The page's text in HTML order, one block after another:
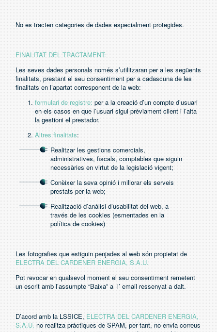
No es tracten categories de dades especialment protegides.
FINALITAT DEL TRACTAMENT:
Les seves dades personals només s’utilitzaran per a les següents
finalitats, prestant el seu consentiment per a cadascuna de les
finalitats en l’apartat corresponent de la web:
formulari de registre: per a la creació d’un compte d’usuari
en els casos en que l’usuari sigui prèviament client i l’alta
la gestioni el prestador.
Altres finalitats:
Realitzar les gestions comercials,
administratives, fiscals, comptables que siguin
necessàries en virtut de la legislació vigent;
Conèixer la seva opinió i millorar els serveis
prestats per la web;
Realització d’anàlisi d’usabilitat del web, a
través de les cookies (esmentades en la
política de cookies)
Les fotografies que estiguin penjades al web són propietat de
ELECTRA DEL CARDENER ENERGIA, S.A.U.
Pot revocar en qualsevol moment el seu consentiment remetent
un escrit amb l’assumpte “Baixa” a l’ email ressenyat a dalt.
D’acord amb la LSSICE, ELECTRA DEL CARDENER ENERGIA,
S.A.U. no realitza pràctiques de SPAM, per tant, no envia correus